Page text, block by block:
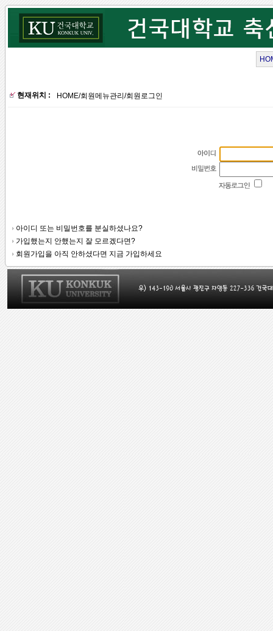
현재위치 : HOME/회원메뉴관리 /회원로그인
아이디 또는 비밀번호를 분실하셨나요?
가입했는지 안했는지 잘 모르겠다면?
회원가입을 아직 안하셨다면 지금 가입하세요